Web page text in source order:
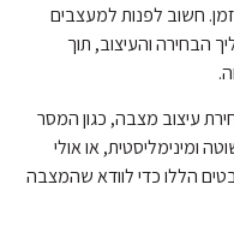
חשוב לפנות למעצבים
הבחירה והעיצוב, תוך
עיצוב מצבה, כגון המסר
ומינימליסטית, או אולי
הללו כדי לוודא שהמצבה